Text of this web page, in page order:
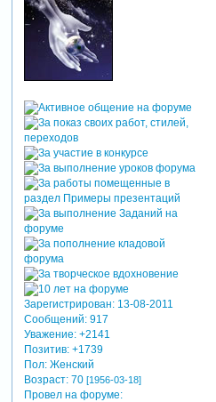
Зарегистрирован: 13-08-2011
Сообщений:917
Уважение: +2141
Позитив: +1739
Пол:Женский
Возраст:70 [1956-03-18]
Провел на форуме: